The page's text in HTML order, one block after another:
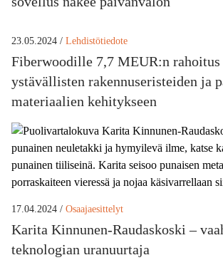
23.05.2024 / Lehdistötiedote
Fiberwoodille 7,7 MEUR:n
ystävällisten rakennus­eristeiden ja
materiaalien kehitykseen
17.04.2024 / Osaajaesittelyt
Karita Kinnunen-Raudaskoski –
teknologian uranuurtaja